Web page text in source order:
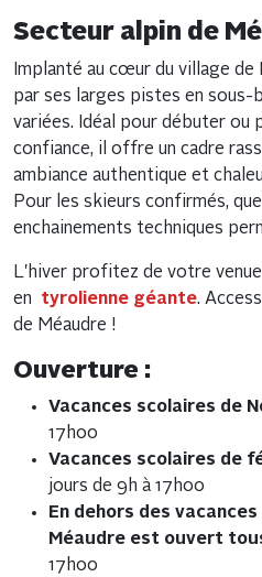
Secteur alpin de
Implanté au cœur du village de
par ses larges pistes en
variées. Idéal pour débuter ou
confiance, il offre un cadre
ambiance authentique et
Pour les skieurs confirmés,
enchainements techniques
L'hiver profitez de votre
en tyrolienne géante.
de Méaudre !
Ouverture :
Vacances scolaires de
17h00
Vacances scolaires de
jours de 9h à 17h00
En dehors des
Méaudre est ouvert
17h00